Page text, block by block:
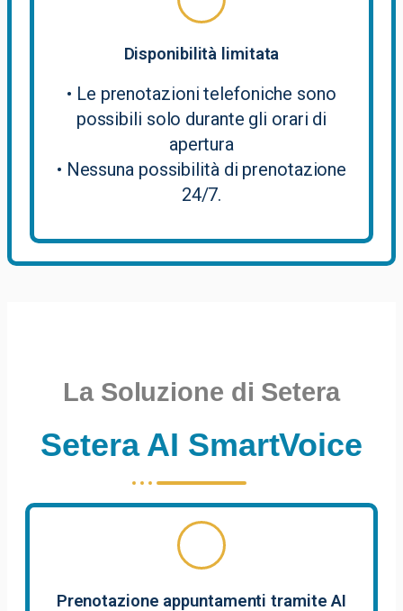
Disponibilità limitata
• Le prenotazioni telefoniche sono
possibili solo durante gli orari di
apertura
• Nessuna possibilità di prenotazione
24/7.
La Soluzione di Setera
Setera AI SmartVoice
Prenotazione appuntamenti tramite AI